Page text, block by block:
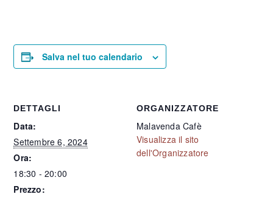
Salva nel tuo calendario
DETTAGLI
Data:
Settembre 6, 2024
Ora:
18:30 - 20:00
Prezzo:
ORGANIZZATORE
Malavenda Cafè
Visualizza il sito
dell'Organizzatore